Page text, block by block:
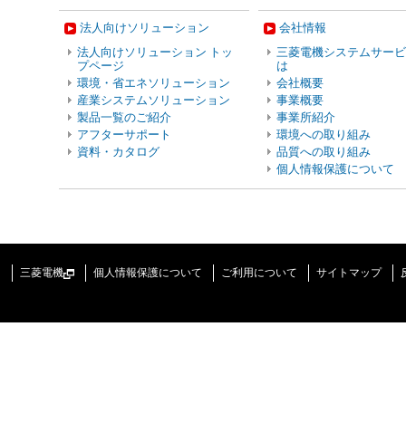
法人向けソリューション
法人向けソリューション トッ
プページ
環境・省エネソリューション
産業システムソリューション
製品一覧のご紹介
アフターサポート
資料・カタログ
会社情報
三菱電機システムサー
は
会社概要
事業概要
事業所紹介
環境への取り組み
品質への取り組み
個人情報保護について
三菱電機 個人情報保護について ご利用について サイトマップ